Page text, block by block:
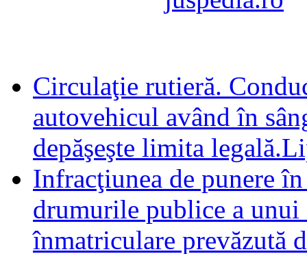
Circulaţie rutieră.
autovehicul având în
depăşeşte limita
Infracţiunea de punere
drumurile publice a
înmatriculare prevăzută